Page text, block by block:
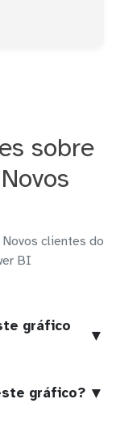
sobre
clientes do
BI
gráfico
▼
gráfico? ▼